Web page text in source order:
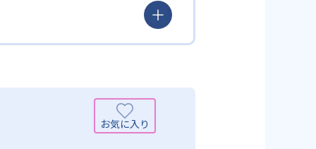
め、生徒に最適化された学習計
しずつレベルアップするスモー
から進んで学習する」姿勢や態
ている。また、この2教科を切
礎力を上げたい人に向いてい
よくわかるというもの。基礎か
で対応している。算数と国語を
「自信を」「生きる力を」と
」を見つけて褒めるところか